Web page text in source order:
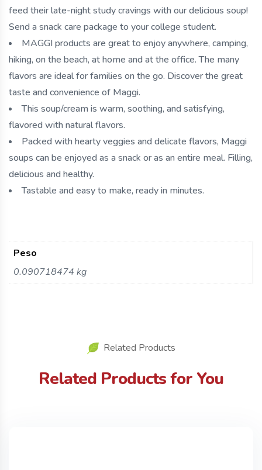
feed their late-night study cravings with our delicious soup!
Send a snack care package to your college student.
MAGGI products are great to enjoy anywhere, camping,
hiking, on the beach, at home and at the office. The many
flavors are ideal for families on the go. Discover the great
taste and convenience of Maggi.
This soup/cream is warm, soothing, and satisfying,
flavored with natural flavors.
Packed with hearty veggies and delicate flavors, Maggi
soups can be enjoyed as a snack or as an entire meal. Filling,
delicious and healthy.
Tastable and easy to make, ready in minutes.
Peso
0.090718474 kg
Related Products
Related Products for You